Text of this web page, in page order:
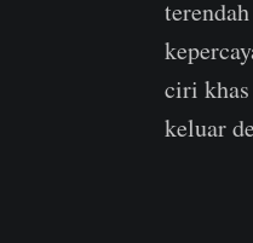
ciri
keluar